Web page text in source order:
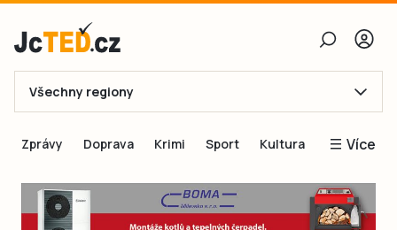
E-mail
Obnovit heslo
Všechny regiony
Zprávy Doprava Krimi Sport Kultura Více
Blogy
Inspirace